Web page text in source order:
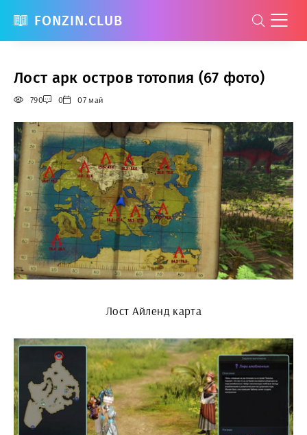
FONZIN.CLUB
Лост арк остров тотопия (67 фото)
790 0 07 май
Лост Айленд карта